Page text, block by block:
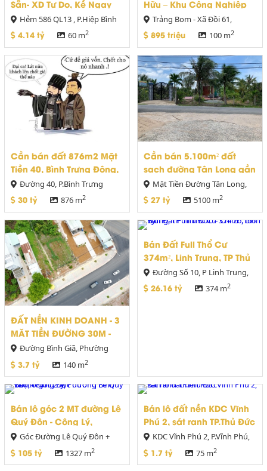
Sẵn- XD Tự Do, Kề Ngay
Vạn Phúc City TP Thủ Đức
Hẻm 586 QL13 , P.Hiệp Bình
Phước, Tp Thủ Đức
4.14 tỷ 60 m2
Hữu – Khu Công Nghiệp
Bàu Xéo, Trảng Bom,
Đồng Nai
Trảng Bom - Xã Đồi 61,
Huyện Trảng Bom, Tỉnh Đồng
Nai
895 triệu 100 m2
Cần bán đất 876m2 Mặt
Tiền 40, Bình Trưng Đông,
Quận 2
Đường 40, P.Bình Trưng
Đông, Quận 2, TP.Thủ Đức
30 tỷ 876 m2
Cần bán 5.100m² đất
sạch đường Tân Long gần
Cầu Chợ Đệm, Huyện
Bình Chánh
Mặt Tiền Đường Tân Long,
Xã Tân Nhựt, Huyện Bình
Chánh, TP.HCM
27 tỷ 5100 m2
ĐẤT NỀN KINH DOANH - 3
MẶT TIỀN ĐƯỜNG 30M -
TRUNG TÂM HẮC DỊCH,
PHÚ MỸ
Đường Bình Giã, Phường
Hắc Dịch, Thị Xã Phú Mỹ, Tỉnh
Bà Rịa Vũng Tàu
3.7 tỷ 140 m2
Bán Đất Full Thổ Cư
374m², Linh Trung, TP Thủ
Đức – Chỉ 26.166 Tỷ
Đường Số 10, P Linh Trung,
TP Thủ Đức
26.16 tỷ 374 m2
Bán lô góc 2 MT đường Lê
Quý Đôn - Công Lý,
Phường Bình Thọ, TP.Thủ
Đức
Góc Đường Lê Quý Đôn +
Công Lý, P.Bình Thọ, TP.Thủ Đức
105 tỷ 1327 m2
Bán lô đất nền KDC Vĩnh
Phú 2, sát ranh TP.Thủ Đức
KDC Vĩnh Phú 2, P.Vĩnh Phú,
TP.Thuận An, Bình Dương
1.7 tỷ 75 m2